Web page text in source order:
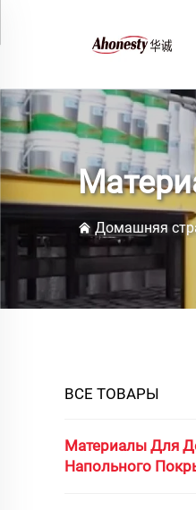
Домашняя
ВСЕ ТОВАРЫ
Материалы Для
Напольного